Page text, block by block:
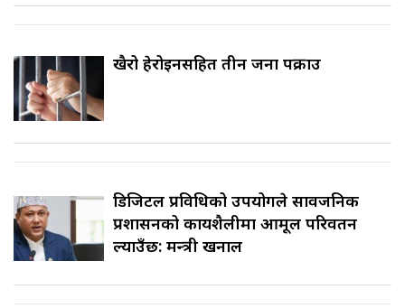
खैरो हेरोइनसहित तीन जना पक्राउ
डिजिटल प्रविधिको उपयोगले सार्वजनिक
प्रशासनको कार्यशैलीमा आमूल परिवर्तन
ल्याउँछ: मन्त्री खनाल